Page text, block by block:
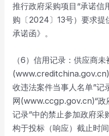
推行政府采购项目“承诺信
购〔2024〕13号）要求提
承诺函》。
（6）信用记录：供应商
收违法案件当事人名单”记
网(www.ccgp.gov.cn)“政
记录”中的禁止参加政府采
构于投标（响应）截止时